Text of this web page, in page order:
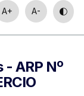
A+ A-
ARP Nº